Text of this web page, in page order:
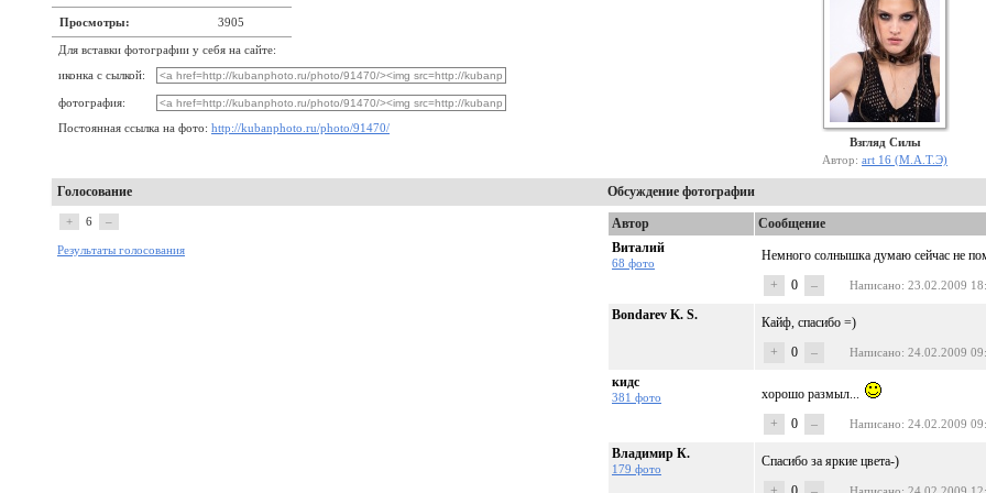
Просмотры: 3905
Для вставки фотографии у себя на сайте:
иконка с сылкой:
фотография:
Постоянная ссылка на фото: http://kubanphoto.ru/photo/91470/
Взгляд Силы
Автор: art 16 (М.А.Т.Э)
Голосование Обсуждение фотографии
+ 6 –
Результаты голосования
Автор
Сообщение
Виталий
68 фото
Немного солнышка думаю сейчас не
+
0 – Написано: 23.02.2009
Bondarev K. S.
Кайф, спасибо =)
+
0 – Написано: 24.02.2009
кидс
381 фото
хорошо размыл...
+
0 – Написано: 24.02.2009
Владимир К.
179 фото
Спасибо за яркие цвета-)